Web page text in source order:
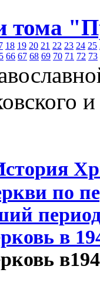
тома
18 19 20 21 22 23 24 25
66 67 68 69 70 71 72 73
по
в